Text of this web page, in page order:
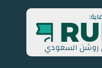
روشن السعودي